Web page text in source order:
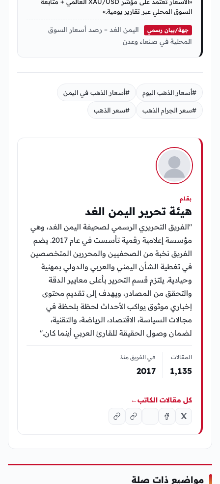
«الأسعار تعتمد على مؤشر XAU/USD العالمي + متابعة
السوق المحلي عبر تقارير يومية.»
جهة/بيان رسمي
اليمن الغد – رصد أسعار السوق
المحلية في صنعاء وعدن
#أسعار الذهب اليوم #أسعار الذهب في اليمن
#سعر الجرام الذهب #سعر الذهب
بقلم
هيئة تحرير اليمن الغد
"الفريق التحريري الرسمي لصحيفة اليمن الغد، وهي
مؤسسة إعلامية رقمية تأسست في عام 2017. يضم
الفريق نخبة من الصحفيين والمحررين المتخصصين
في تغطية الشأن اليمني والعربي والدولي بمهنية
وحيادية. يلتزم قسم التحرير بأعلى معايير الدقة
والتحقق من المصادر، ويهدف إلى تقديم محتوى
إخباري موثوق يواكب الأحداث لحظة بلحظة في
مجالات السياسة، الاقتصاد، الرياضة، والتقنية،
لضمان وصول الحقيقة للقارئ العربي أينما كان."
المقالات
1٬135
في الفريق منذ
2017
كل مقالات الكاتب←
مواضيع ذات صلة